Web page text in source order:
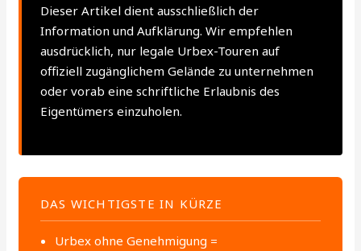
Dieser Artikel dient ausschließlich der
Information und Aufklärung. Wir empfehlen
ausdrücklich, nur legale Urbex-Touren auf
offiziell zugänglichem Gelände zu unternehmen
oder vorab eine schriftliche Erlaubnis des
Eigentümers einzuholen.
DAS WICHTIGSTE IN KÜRZE
Urbex ohne Genehmigung =